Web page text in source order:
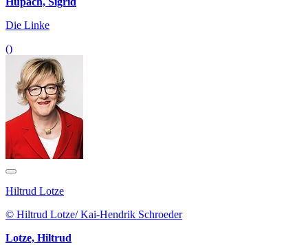
Die Linke
()
Hiltrud Lotze
© Hiltrud Lotze/ Kai-Hendrik Schroeder
Lotze, Hiltrud